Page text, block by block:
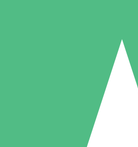
Individuelle
nach Bedarf mit Download-Credits.